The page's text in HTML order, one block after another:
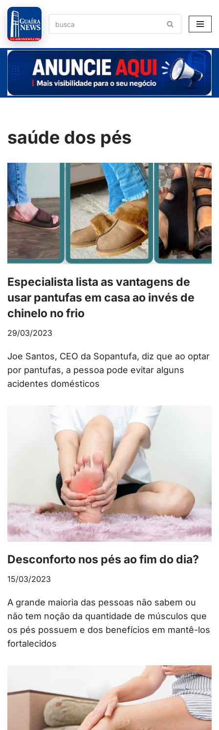
Pular
para
o
conteúdo
saúde dos pés
Especialista lista as vantagens de
usar pantufas em casa ao invés de
chinelo no frio
29/03/2023
Joe Santos, CEO da Sopantufa, diz que ao optar
por pantufas, a pessoa pode evitar alguns
acidentes domésticos
Desconforto nos pés ao fim do dia?
15/03/2023
A grande maioria das pessoas não sabem ou
não tem noção da quantidade de músculos que
os pés possuem e dos benefícios em mantê-los
fortalecidos